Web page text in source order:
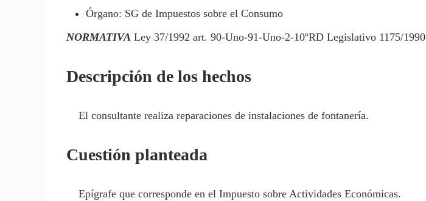
Órgano: SG de Impuestos sobre el Consumo
NORMATIVA Ley 37/1992 art. 90-Uno-91-Uno-2-10ºRD Legislativo 1175/1990
Descripción de los hechos
El consultante realiza reparaciones de instalaciones de fontanería.
Cuestión planteada
Epígrafe que corresponde en el Impuesto sobre Actividades Económicas.